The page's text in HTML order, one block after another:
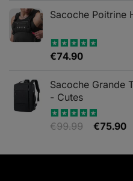
Sacoche Poitrine
Note5.00
€74.90
Sacoche Grande
- Cutes
Note5.00
€99.99
Le
€75.90Le